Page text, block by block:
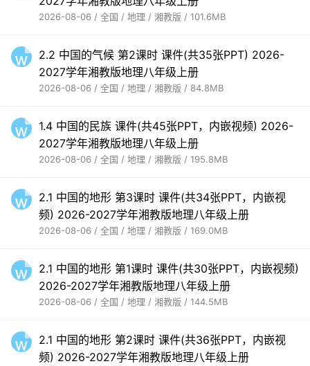
2026-08-06 / 全国 / 地理 / 湘教版 / 101.6MB
2.2 中国的气候 第2课时 课件(共35张PPT) 2026-
2027学年湘教版地理八年级上册
2026-08-06 / 全国 / 地理 / 湘教版 / 84.8MB
1.4 中国的民族 课件(共45张PPT，内嵌视频) 2026-
2027学年湘教版地理八年级上册
2026-08-06 / 全国 / 地理 / 湘教版 / 195.8MB
2.1 中国的地形 第3课时 课件(共34张PPT，内嵌视
频) 2026-2027学年湘教版地理八年级上册
2026-08-06 / 全国 / 地理 / 湘教版 / 169.0MB
2.1 中国的地形 第1课时 课件(共30张PPT，内嵌视频)
2026-2027学年湘教版地理八年级上册
2026-08-06 / 全国 / 地理 / 湘教版 / 144.5MB
2.1 中国的地形 第2课时 课件(共36张PPT，内嵌视
频) 2026-2027学年湘教版地理八年级上册